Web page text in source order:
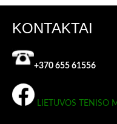
KONTAKTAI
+370 655 61556
LIETUVOS TENISO